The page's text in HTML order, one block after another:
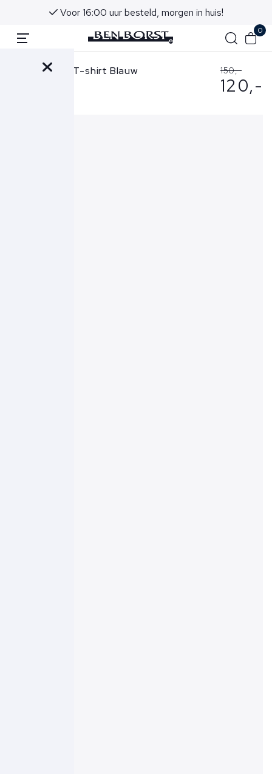
Voor 16:00 uur besteld, morgen in huis!
0
Stone Island T-shirt Blauw 150,-
120,-